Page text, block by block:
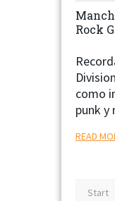
Rock
como
punk y
READ
Start